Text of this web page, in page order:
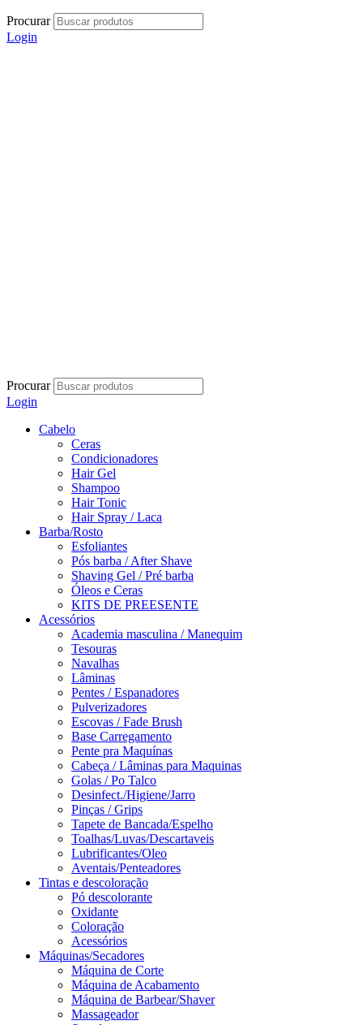
Procurar
Login
Procurar
Login
Cabelo
Ceras
Condicionadores
Hair Gel
Shampoo
Hair Tonic
Hair Spray / Laca
Barba/Rosto
Esfoliantes
Pós barba / After Shave
Shaving Gel / Pré barba
Óleos e Ceras
KITS DE PREESENTE
Acessórios
Academia masculina / Manequim
Tesouras
Navalhas
Lâminas
Pentes / Espanadores
Pulverizadores
Escovas / Fade Brush
Base Carregamento
Pente pra Maquínas
Cabeça / Lâminas para Maquinas
Golas / Po Talco
Desinfect./Higiene/Jarro
Pinças / Grips
Tapete de Bancada/Espelho
Toalhas/Luvas/Descartaveis
Lubrificantes/Oleo
Aventais/Penteadores
Tintas e descoloração
Pó descolorante
Oxidante
Coloração
Acessórios
Máquinas/Secadores
Máquina de Corte
Máquina de Acabamento
Máquina de Barbear/Shaver
Massageador